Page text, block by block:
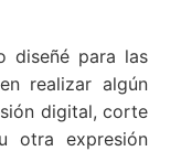
diseñé para las
realizar algún
digital, corte
otra expresión